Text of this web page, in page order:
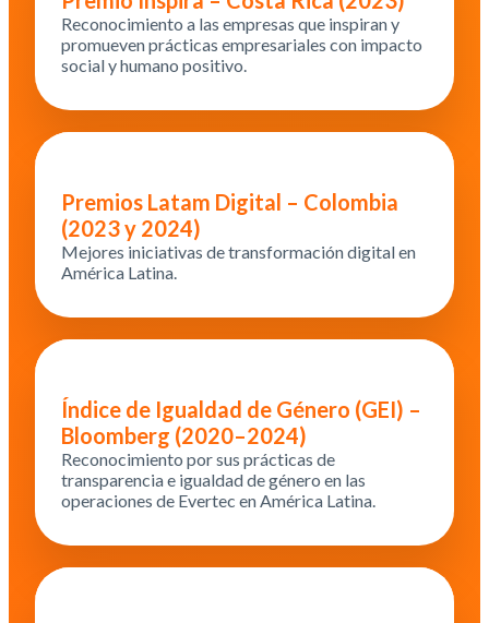
Reconocimiento a las empresas que inspiran y
promueven prácticas empresariales con impacto
social y humano positivo.
Premios Latam Digital – Colombia
(2023 y 2024)
Mejores iniciativas de transformación digital en
América Latina.
Índice de Igualdad de Género (GEI) –
Bloomberg (2020–2024)
Reconocimiento por sus prácticas de
transparencia e igualdad de género en las
operaciones de Evertec en América Latina.